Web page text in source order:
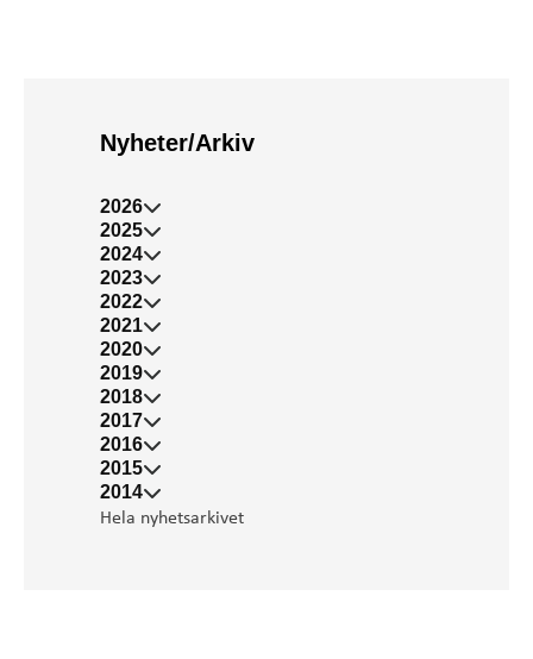
Nyheter/Arkiv
2026
2025
2024
2023
2022
2021
2020
2019
2018
2017
2016
2015
2014
Hela nyhetsarkivet